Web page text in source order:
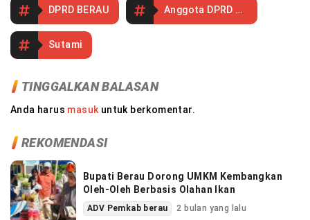
DPRD BERAU Anggota DPRD Berau
Sutami
TINGGALKAN BALASAN
Anda harus masuk untuk berkomentar.
REKOMENDASI
Bupati Berau Dorong UMKM Kembangkan
Oleh-Oleh Berbasis Olahan Ikan
ADV Pemkab berau 2 bulan yang lalu